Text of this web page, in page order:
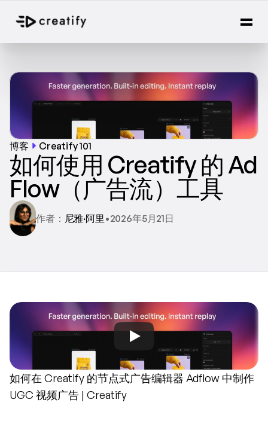
博客 Creatify 101
如何使用 Creatify 的 Ad
Flow（广告流）工具
作者： 尼雅·阿里 •2026年5月21日
如何在 Creatify 的节点式广告编辑器 Adflow 中制作
UGC 视频广告 | Creatify